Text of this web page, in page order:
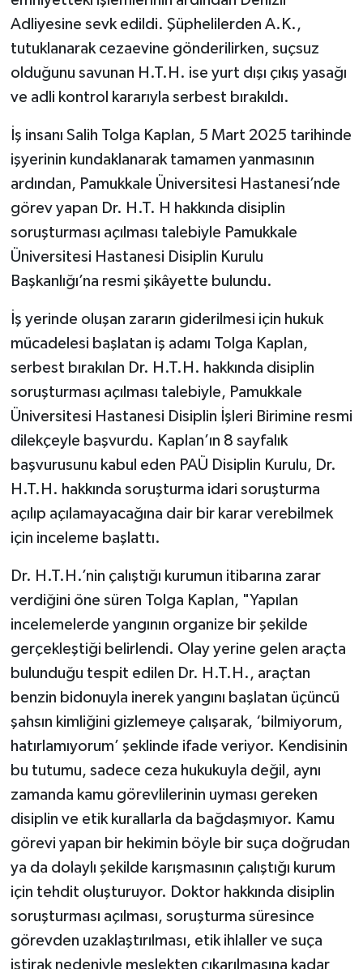
Adliyesine sevk edildi. Şüphelilerden A.K.,
tutuklanarak cezaevine gönderilirken, suçsuz
olduğunu savunan H.T.H. ise yurt dışı çıkış yasağı
ve adli kontrol kararıyla serbest bırakıldı.
İş insanı Salih Tolga Kaplan, 5 Mart 2025 tarihinde
işyerinin kundaklanarak tamamen yanmasının
ardından, Pamukkale Üniversitesi Hastanesi’nde
görev yapan Dr. H.T. H hakkında disiplin
soruşturması açılması talebiyle Pamukkale
Üniversitesi Hastanesi Disiplin Kurulu
Başkanlığı’na resmi şikâyette bulundu.
İş yerinde oluşan zararın giderilmesi için hukuk
mücadelesi başlatan iş adamı Tolga Kaplan,
serbest bırakılan Dr. H.T.H. hakkında disiplin
soruşturması açılması talebiyle, Pamukkale
Üniversitesi Hastanesi Disiplin İşleri Birimine resmi
dilekçeyle başvurdu. Kaplan’ın 8 sayfalık
başvurusunu kabul eden PAÜ Disiplin Kurulu, Dr.
H.T.H. hakkında soruşturma idari soruşturma
açılıp açılamayacağına dair bir karar verebilmek
için inceleme başlattı.
Dr. H.T.H.’nin çalıştığı kurumun itibarına zarar
verdiğini öne süren Tolga Kaplan, "Yapılan
incelemelerde yangının organize bir şekilde
gerçekleştiği belirlendi. Olay yerine gelen araçta
bulunduğu tespit edilen Dr. H.T.H., araçtan
benzin bidonuyla inerek yangını başlatan üçüncü
şahsın kimliğini gizlemeye çalışarak, ‘bilmiyorum,
hatırlamıyorum’ şeklinde ifade veriyor. Kendisinin
bu tutumu, sadece ceza hukukuyla değil, aynı
zamanda kamu görevlilerinin uyması gereken
disiplin ve etik kurallarla da bağdaşmıyor. Kamu
görevi yapan bir hekimin böyle bir suça doğrudan
ya da dolaylı şekilde karışmasının çalıştığı kurum
için tehdit oluşturuyor. Doktor hakkında disiplin
soruşturması açılması, soruşturma süresince
görevden uzaklaştırılması, etik ihlaller ve suça
iştirak nedeniyle meslekten çıkarılmasına kadar